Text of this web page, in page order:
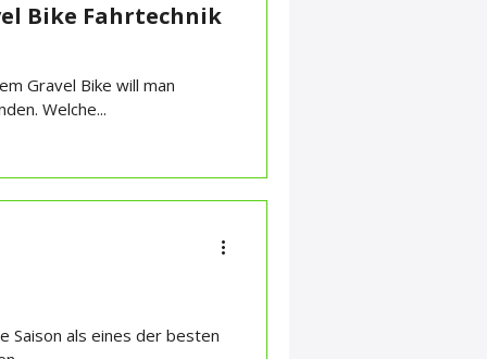
Bike Fahrtechnik
Gravel Bike will man
Welche...
Saison als eines der besten